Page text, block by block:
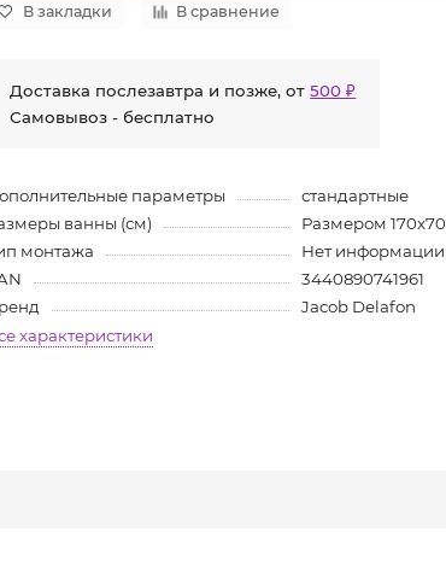
В закладки В сравнение
Доставка послезавтра и позже, от500 ₽
Самовывоз - бесплатно
параметры
стандартные
ванны (см)
Размером 170x70
монтажа
Нет информации
3440890741961
Jacob Delafon
характеристики